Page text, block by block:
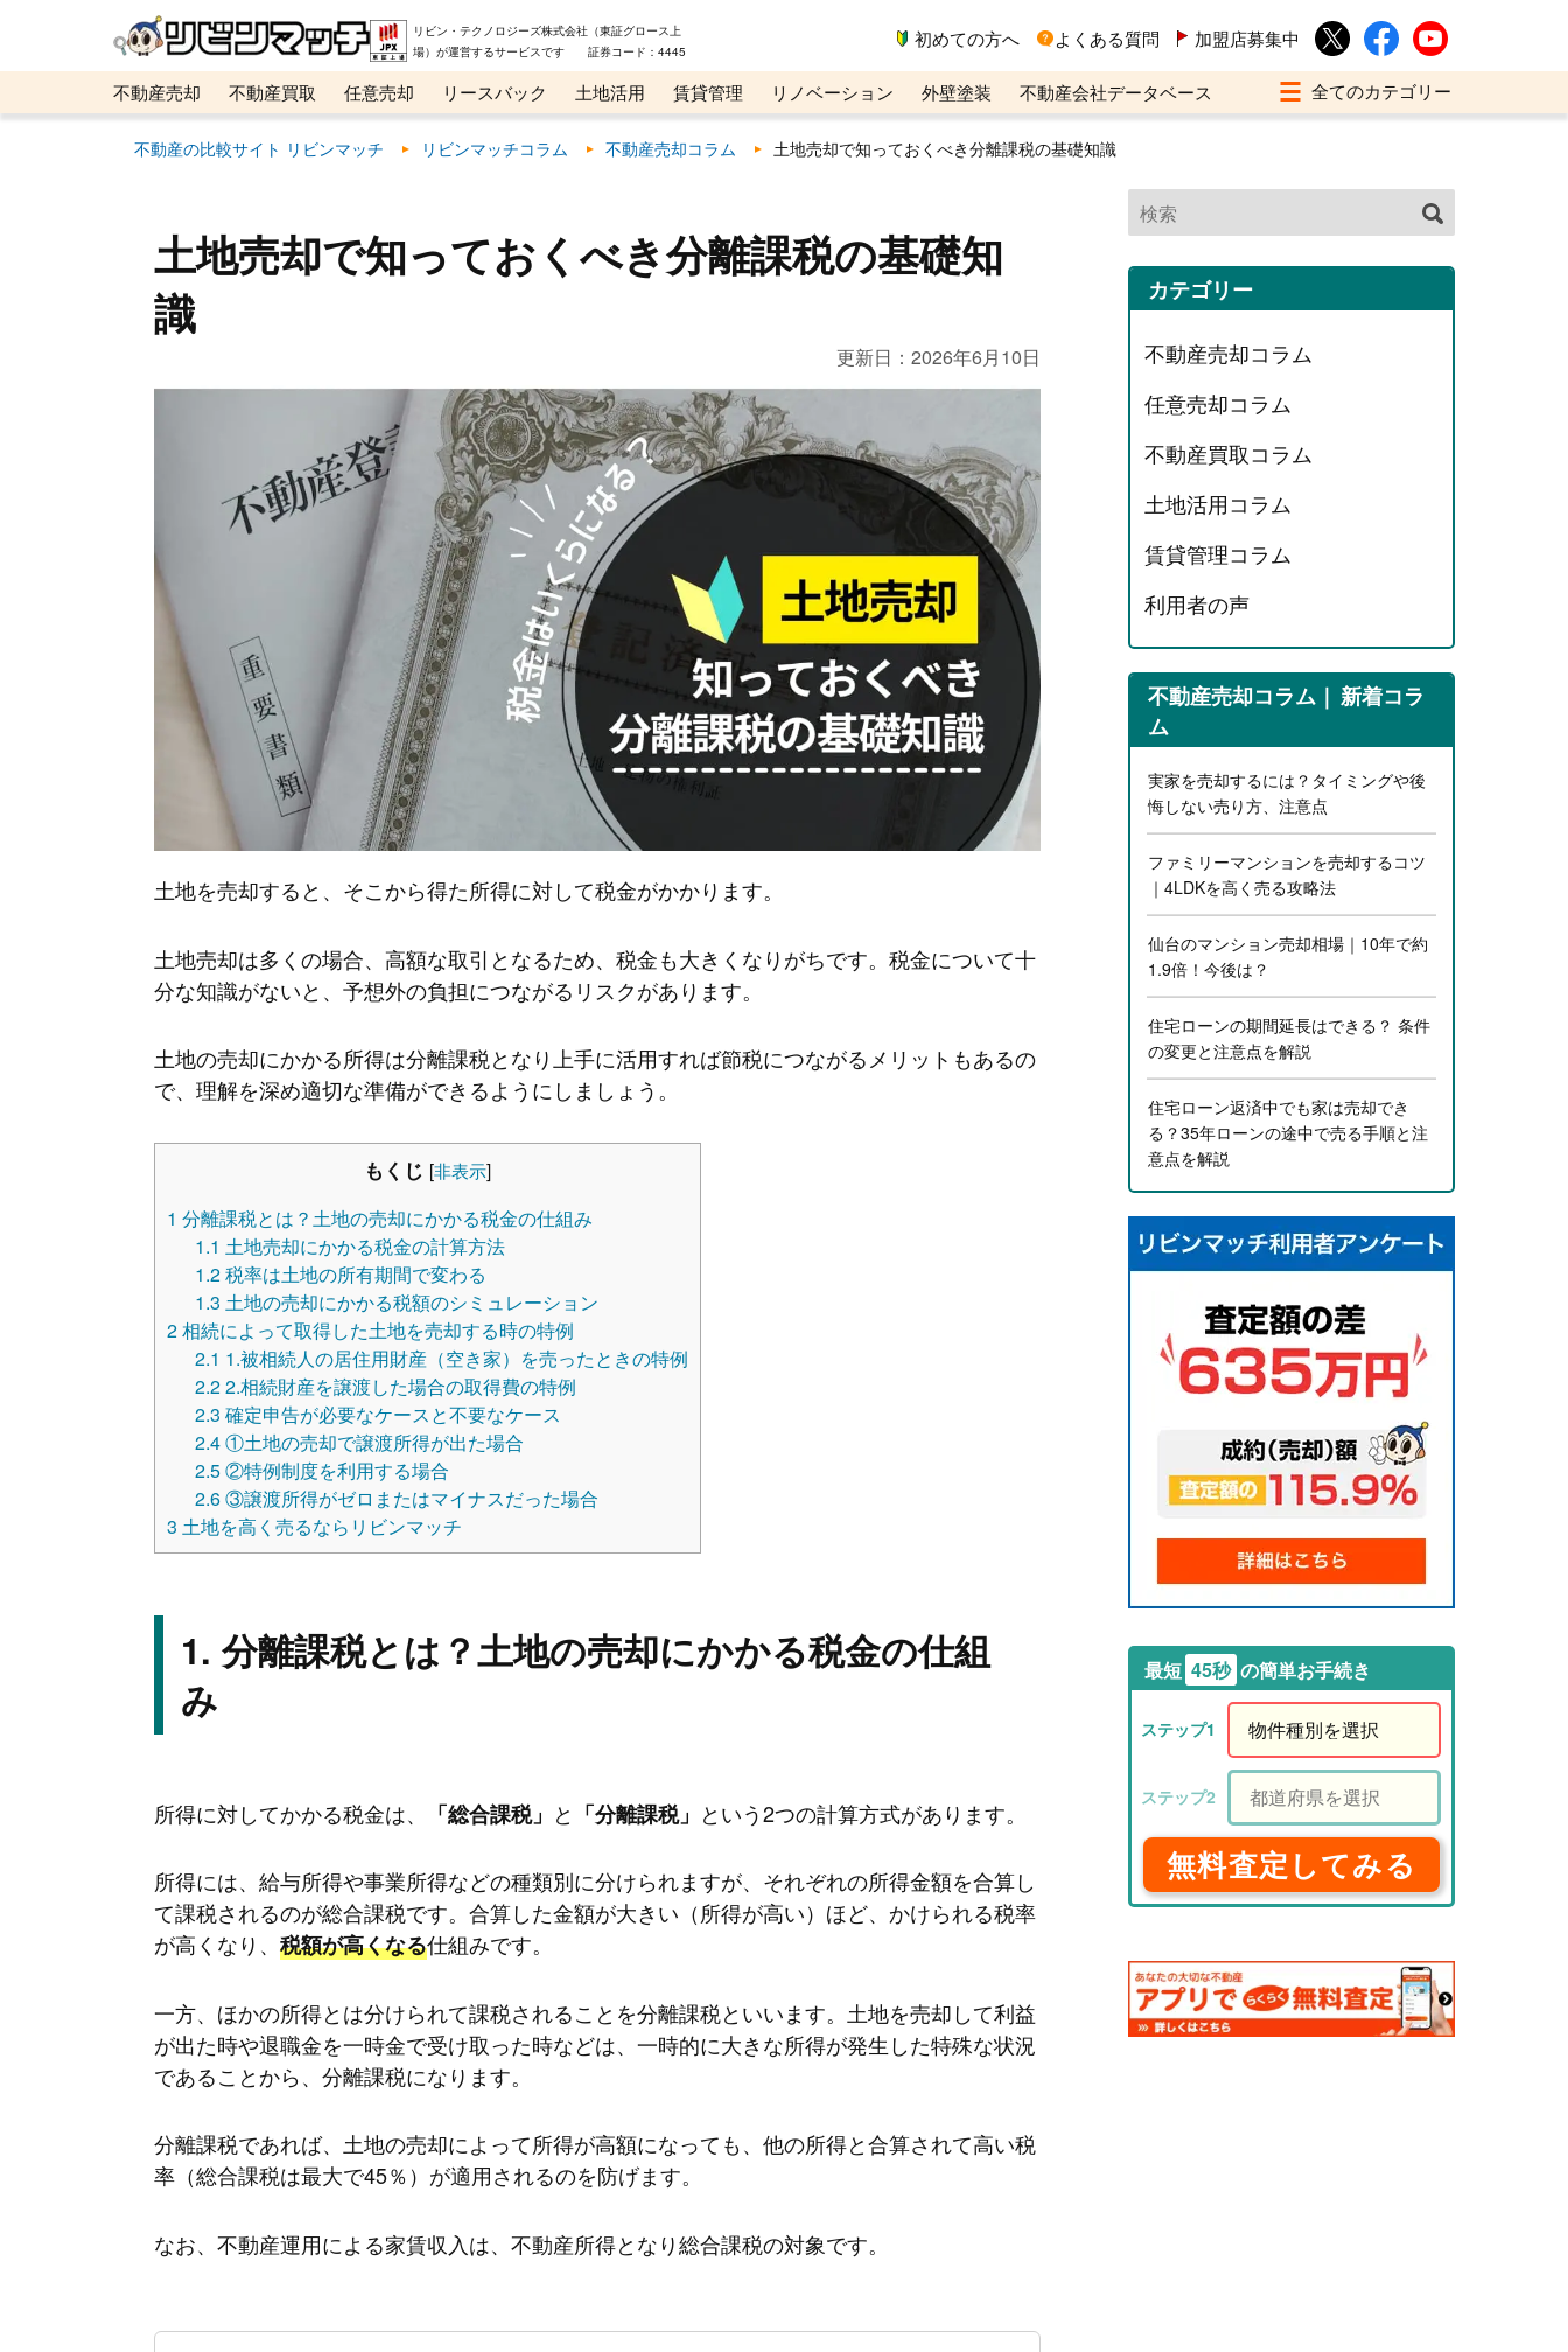
リビン・テクノロジーズ株式会社（東証グロース上
場）が運営するサービスです 証券コード：4445
初めての方へ よくある質問 加盟店募集中
不動産売却 不動産買取 任意売却 リースバック 土地活用 賃貸管理 リノベーション 外壁塗装
不動産会社データベース
メタ住宅展示場
ベスト不動産カンパニー オンライン講座 リビンマガジンBiz
不動産の比較サイト リビンマッチ リビンマッチコラム 不動産売却コラム 土地売却で知っておくべき分離課税の基礎知識
土地売却で知っておくべき分離課税の基礎知
識
更新日： 2026年6月10日
土地を売却すると、そこから得た所得に対して税金がかかります。
土地売却は多くの場合、高額な取引となるため、税金も大きくなりがちです。税金について十
分な知識がないと、予想外の負担につながるリスクがあります。
土地の売却にかかる所得は分離課税となり上手に活用すれば節税につながるメリットもあるの
で、理解を深め適切な準備ができるようにしましょう。
もくじ [非表示]
1 分離課税とは？土地の売却にかかる税金の仕組み
1.1 土地売却にかかる税金の計算方法
1.2税率は土地の所有期間で変わる
1.3 土地の売却にかかる税額のシミュレーション
2相続によって取得した土地を売却する時の特例
2.1 1.被相続人の居住用財産（空き家）を売ったときの特例
2.22.相続財産を譲渡した場合の取得費の特例
2.3 確定申告が必要なケースと不要なケース
2.4①土地の売却で譲渡所得が出た場合
2.5②特例制度を利用する場合
2.6③譲渡所得がゼロまたはマイナスだった場合
3 土地を高く売るならリビンマッチ
分離課税とは？土地の売却にかかる税金の仕組
み
所得に対してかかる税金は、 「総合課税」 と 「分離課税」 という2つの計算方式があります。
所得には、給与所得や事業所得などの種類別に分けられますが、それぞれの所得金額を合算し
て課税されるのが総合課税です。合算した金額が大きい（所得が高い）ほど、かけられる税率
が高くなり、 税額が高くなる仕組みです。
一方、ほかの所得とは分けられて課税されることを分離課税といいます。土地を売却して利益
が出た時や退職金を一時金で受け取った時などは、一時的に大きな所得が発生した特殊な状況
であることから、分離課税になります。
分離課税であれば、土地の売却によって所得が高額になっても、他の所得と合算されて高い税
率（総合課税は最大で45％）が適用されるのを防げます。
なお、不動産運用による家賃収入は、不動産所得となり総合課税の対象です。
カテゴリー
不動産売却コラム
任意売却コラム
不動産買取コラム
土地活用コラム
賃貸管理コラム
利用者の声
不動産売却コラム
新着コラ
ム
実家を売却するには？タイミングや後
悔しない売り方、注意点
ファミリーマンションを売却するコツ
｜4LDKを高く売る攻略法
仙台のマンション売却相場｜10年で約
1.9倍！今後は？
住宅ローンの期間延長はできる？ 条件
の変更と注意点を解説
住宅ローン返済中でも家は売却でき
る？35年ローンの途中で売る手順と注
意点を解説
最短 45秒 の簡単お手続き
無料査定してみる